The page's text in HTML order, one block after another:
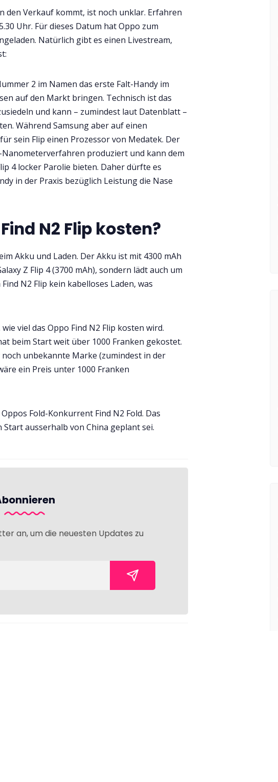
den Verkauf kommt, ist noch unklar. Erfahren
Uhr. Für dieses Datum hat Oppo zum
Natürlich gibt es einen Livestream,
2 im Namen das erste Falt-Handy im
auf den Markt bringen. Technisch ist das
und kann – zumindest laut Datenblatt –
Während Samsung aber auf einen
sein Flip einen Prozessor von Medatek. Der
produziert und kann dem
4 locker Parolie bieten. Daher dürfte es
in der Praxis bezüglich Leistung die Nase
N2 Flip kosten?
Akku und Laden. Der Akku ist mit 4300 mAh
Z Flip 4 (3700 mAh), sondern lädt auch um
N2 Flip kein kabelloses Laden, was
viel das Oppo Find N2 Flip kosten wird.
beim Start weit über 1000 Franken gekostet.
unbekannte Marke (zumindest in der
ein Preis unter 1000 Franken
Fold-Konkurrent Find N2 Fold. Das
ausserhalb von China geplant sei.
an, um die neuesten Updates zu